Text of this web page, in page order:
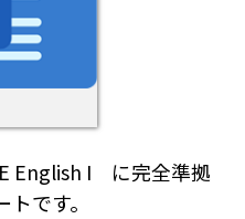
English I に完全準拠
です。